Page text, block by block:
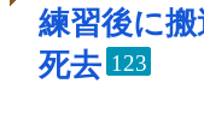
練習後に
死去 123